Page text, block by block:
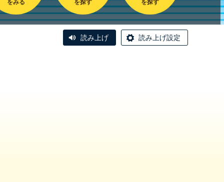
をみる を探す を探す
読み上げ 読み上げ設定